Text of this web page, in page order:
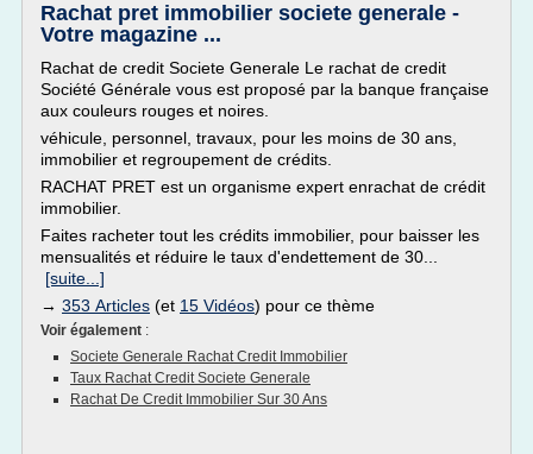
Rachat pret immobilier societe generale -
Votre magazine ...
Rachat de credit Societe Generale Le rachat de credit
Société Générale vous est proposé par la banque française
aux couleurs rouges et noires.
véhicule, personnel, travaux, pour les moins de 30 ans,
immobilier et regroupement de crédits.
RACHAT PRET est un organisme expert enrachat de crédit
immobilier.
Faites racheter tout les crédits immobilier, pour baisser les
mensualités et réduire le taux d'endettement de 30...
[suite...]
→ 353 Articles (et 15 Vidéos) pour ce thème
Voir également :
Societe Generale Rachat Credit Immobilier
Taux Rachat Credit Societe Generale
Rachat De Credit Immobilier Sur 30 Ans